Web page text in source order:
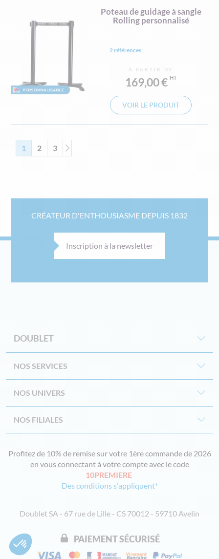
Poteau de guidage à sangle
Rolling personnalisé
2 références
À PARTIR DE
169,00 €
VOIR LE PRODUIT
Page
Vous lisez actuellement la page
1 Page
2 Page
3
CRÉATEUR D'ENTHOUSIASME DEPUIS 1832
Inscription à la newsletter
DOUBLET
NOS SERVICES
NOS UNIVERS
NOS FILIALES
Profitez de 10% de remise sur votre 1ère commande de 2026
en vous connectant à votre compte avec le code
10PREMIERE
Des conditions s'appliquent*
Doublet SA - 67 rue de Lille - CS 70012 - 59710 Avelin
PAIEMENT SÉCURISÉ